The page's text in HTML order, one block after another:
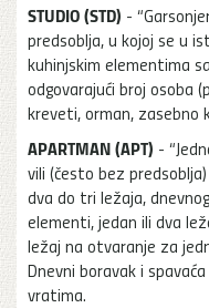
STUDIO (STD) -
predsoblja, u kojoj se u
kuhinjskim elementima
odgovarajući broj osoba
kreveti, orman, zasebno
APARTMAN (APT) -
vili (često bez
dva do tri ležaja,
elementi, jedan ili dva
ležaj na otvaranje za
Dnevni boravak i
vratima.